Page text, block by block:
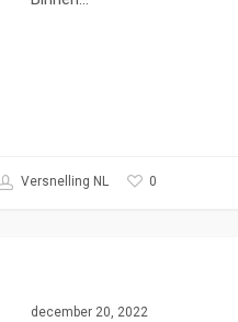
Versnelling NL 0
december 20, 2022